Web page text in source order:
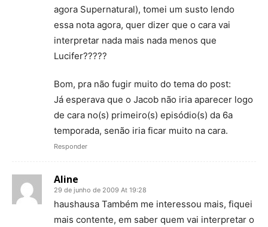
agora Supernatural), tomei um susto lendo
essa nota agora, quer dizer que o cara vai
interpretar nada mais nada menos que
Lucifer?????
Bom, pra não fugir muito do tema do post:
Já esperava que o Jacob não iria aparecer logo
de cara no(s) primeiro(s) episódio(s) da 6a
temporada, senão iria ficar muito na cara.
Responder
Aline
29 de junho de 2009 At 19:28
haushausa Também me interessou mais, fiquei
mais contente, em saber quem vai interpretar o